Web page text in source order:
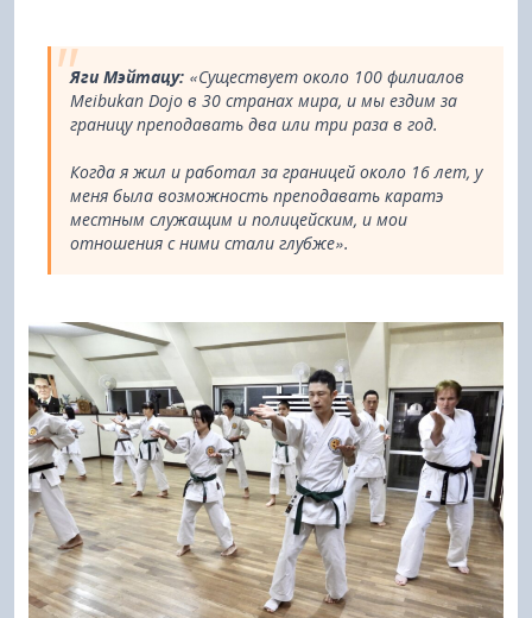
Яги Мэйтацу: «Существует около 100 филиалов
Meibukan Dojo в 30 странах мира, и мы ездим за
границу преподавать два или три раза в год.
Когда я жил и работал за границей около 16 лет, у
меня была возможность преподавать каратэ
местным служащим и полицейским, и мои
отношения с ними стали глубже».